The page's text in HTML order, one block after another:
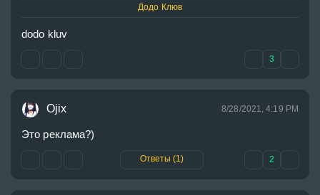
Ojix 8/28/2021, 4:19 PM
Это реклама?)
Ответы (1) 2
Додо Клюв
dodo kluv
3